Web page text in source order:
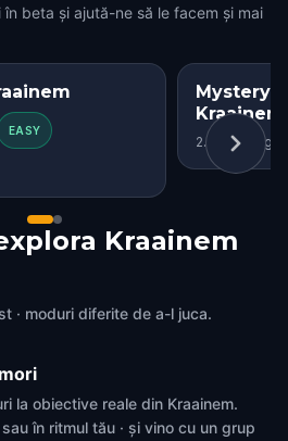
beta și ajută-ne să le facem și mai
STEP INTO THE STORY
EASY
Mystery
Kraainem
2.4 km | Avg.
Kraainem
· moduri diferite de a-l juca.
la obiective reale din Kraainem.
în ritmul tău · și vino cu un grup